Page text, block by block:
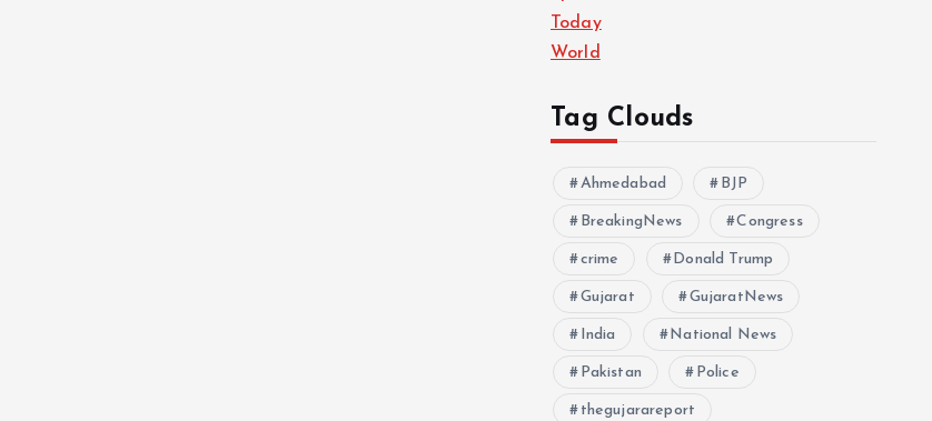
Today
World
Tag Clouds
Ahmedabad BJP
BreakingNews Congress
crime Donald Trump
Gujarat GujaratNews
India National News
Pakistan Police
thegujarareport